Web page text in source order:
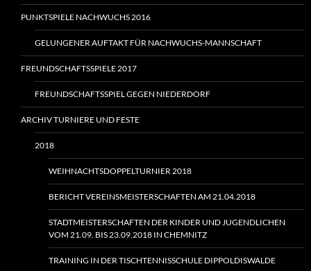
PUNKTSPIELE NACHWUCHS 2016
GELUNGENER AUFTAKT FÜR NACHWUCHS-MANNSCHAFT
FREUNDSCHAFTSSPIELE 2017
FREUNDSCHAFTSSPIEL GEGEN NIEDERDORF
ARCHIV TURNIERE UND FESTE
2018
WEIHNACHTSDOPPELTURNIER 2018
BERICHT VEREINSMEISTERSCHAFTEN AM 21.04.2018
STADTMEISTERSCHAFTEN DER KINDER UND JUGENDLICHEN
VOM 21.09. BIS 23.09.2018 IN CHEMNITZ
TRAINING IN DER TISCHTENNISSCHULE DIPPOLDISWALDE